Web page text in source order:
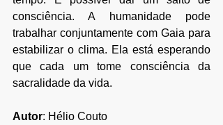
consciência. A humanidade pode
trabalhar conjuntamente com Gaia para
estabilizar o clima. Ela está esperando
que cada um tome consciência da
sacralidade da vida.
Autor: Hélio Couto